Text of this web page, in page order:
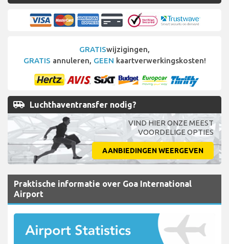
GRATISannuleren, GEENkaartverwerkingskosten!
airport_shuttle Luchthaventransfer nodig?
VIND HIER ONZE MEEST
VOORDELIGE OPTIES
Praktische informatie over Goa International
Airport